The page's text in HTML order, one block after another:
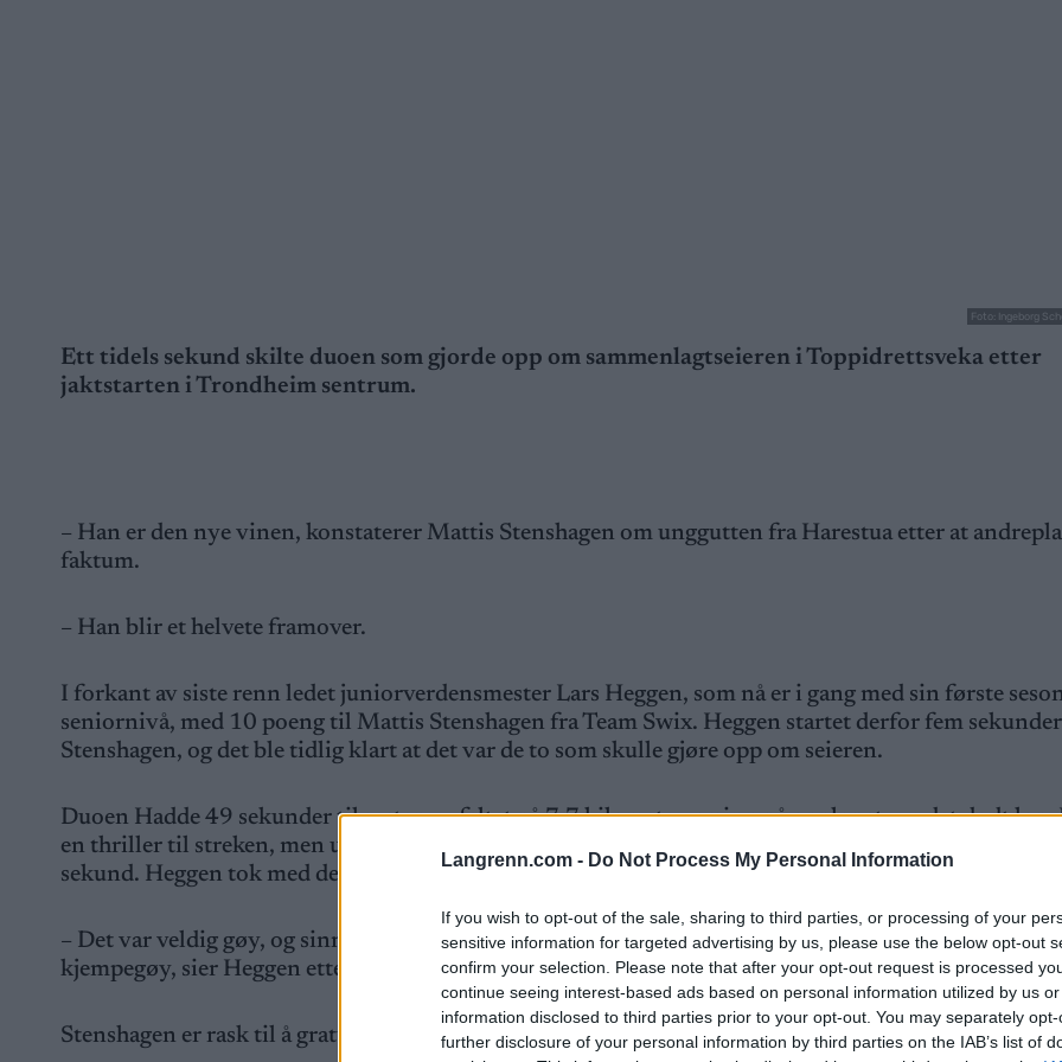
Langrenn.com - Do Not Process My Personal Information
If you wish to opt-out of the sale, sharing to third parties, or processing of your
sensitive information for targeted advertising by us, please use the below opt-out
confirm your selection. Please note that after your opt-out request is processed
continue seeing interest-based ads based on personal information utilized by us
information disclosed to third parties prior to your opt-out. You may separately
further disclosure of your personal information by third parties on the IAB’s list of
Foto: Ingeborg
Ett tidels sekund skilte duoen som gjorde opp om sammenlagtseieren i Toppidrettsveka etter
jaktstarten i Trondheim sentrum.
– Han er den nye vinen, konstaterer Mattis Stenshagen om unggutten fra Harestua etter at
faktum.
– Han blir et helvete framover.
I forkant av siste renn ledet juniorverdensmester Lars Heggen, som nå er i gang med sin første
seniornivå, med 10 poeng til Mattis Stenshagen fra Team Swix. Heggen startet derfor fem
Stenshagen, og det ble tidlig klart at det var de to som skulle gjøre opp om seieren.
Duoen Hadde 49 sekunder til resten av feltet på 7.7 kilometer, og inn på oppløpet var det dødt løp.
en thriller til streken, men unggutten fra Harestua hadde kneppet mer å gi, og knep seieren med ett
sekund. Heggen tok med det også sammenlagtseieren i Toppidrettsveka 2025.
– Det var veldig gøy, og sinnssykt bra stemning oppi sykkelbakken. Man hører ikke sin egen pust.
kjempegøy, sier Heggen etter seieren.
Stenshagen er rask til å gratulere rivalen.